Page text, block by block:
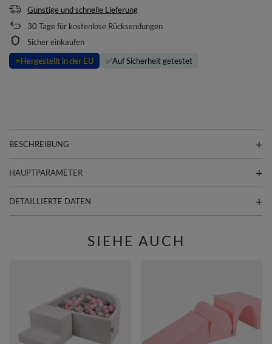
Günstige und schnelle Lieferung
30 Tage für kostenlose Rücksendungen
Sicher einkaufen
⭐Hergestellt in der EU ✅Auf Sicherheit getestet
BESCHREIBUNG
HAUPTPARAMETER
DETAILLIERTE DATEN
SIEHE AUCH